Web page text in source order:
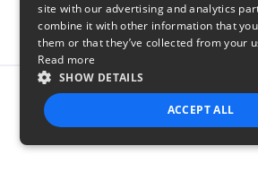
Report this
site with our advertising and analytics
combine it with other information that
them or that they’ve collected from your
Read more
SHOW DETAILS
ACCEPT ALL
STRICTLY NECESSARY